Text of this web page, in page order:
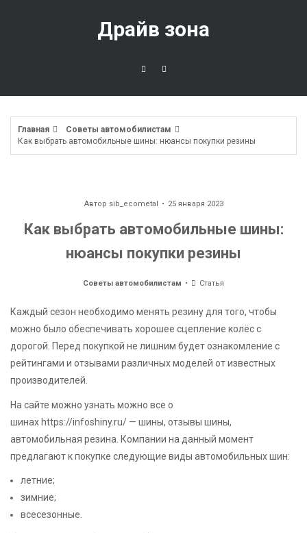
Драйв зона
Главная
Советы автомобилистам
Как выбрать автомобильные шины: нюансы покупки резины
Автор sib_ecometal 25 января 2023
Как выбрать автомобильные шины:
нюансы покупки резины
Советы автомобилистам Статья
Каждый сезон необходимо менять резину для того, чтобы
можно было обеспечивать хорошее сцепление колёс с
дорогой. Перед покупкой не лишним будет ознакомление с
рейтингами и отзывами различных моделей от известных
производителей.
На сайте можно узнать можно все о
шинах https://infoshiny.ru/ — шины, отзывы шины,
автомобильная резина. Компании на данный момент
предлагают к покупке следующие виды автомобильных шин:
летние;
зимние;
всесезонные.